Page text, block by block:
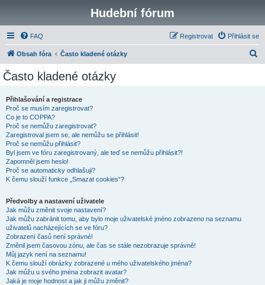
Hudební fórum
FAQ Přihlásit se
Registrovat
Obsah fóra Často kladené otázky
Často kladené otázky
Přihlašování a registrace
Proč se musím zaregistrovat?
Co je to COPPA?
Proč se nemůžu zaregistrovat?
Zaregistroval jsem se, ale nemůžu se přihlásit!
Proč se nemůžu přihlásit?
Byl jsem ve fóru zaregistrovaný, ale teď se nemůžu přihlásit?!
Zapomněl jsem heslo!
Proč se automaticky odhlašuji?
K čemu slouží funkce „Smazat cookies“?
Předvolby a nastavení uživatele
Jak můžu změnit svoje nastavení?
Jak můžu zabránit tomu, aby bylo moje uživatelské jméno zobrazeno na seznamu
uživatelů nacházejících se ve fóru?
Zobrazení časů není správné!
Změnil jsem časovou zónu, ale čas se stále nezobrazuje správně!
Můj jazyk není na seznamu!
K čemu slouží obrázky zobrazené u mého uživatelského jména?
Jak můžu u svého jména zobrazit avatar?
Jaká je moje hodnost a jak ji můžu změnit?